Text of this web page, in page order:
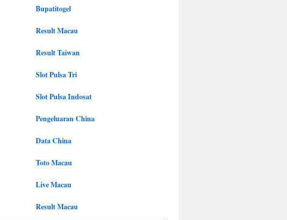
Bupatitogel
Result Macau
Result Taiwan
Slot Pulsa Tri
Slot Pulsa Indosat
Pengeluaran China
Data China
Toto Macau
Live Macau
Result Macau